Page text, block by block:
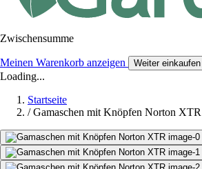
Zwischensumme
Meinen Warenkorb anzeigen Weiter einkaufen
Loading...
Startseite
/ Gamaschen mit Knöpfen Norton XTR